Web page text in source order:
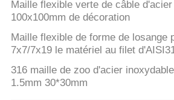
DE
NOUS
VISITE
Maille flexible verte de câble
100x100mm de décoration
Maille flexible de forme de losange
7x7/7x19 le matériel au filet
316 maille de zoo d'acier
1.5mm 30*30mm